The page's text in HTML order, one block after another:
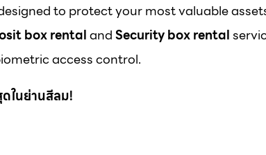
to protect your most valuable
box rentalandSecurity box rental
access control.
ในย่านสีลม!